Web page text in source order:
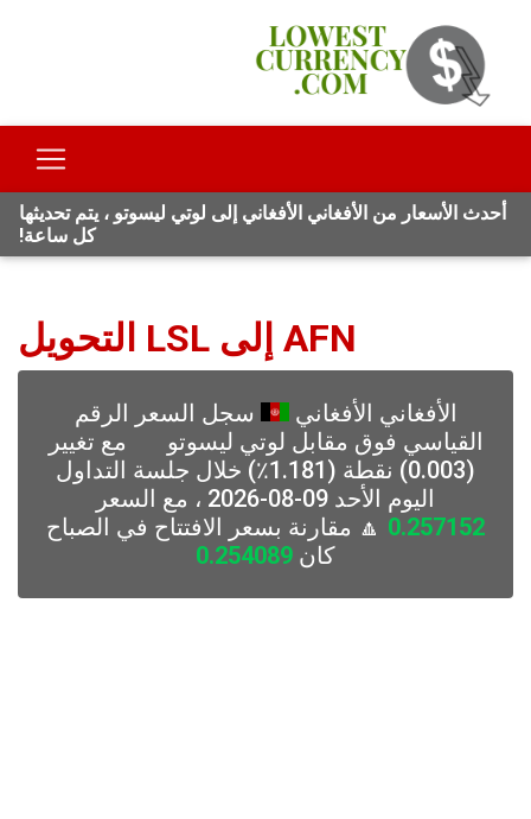
أحدث الأسعار من الأفغاني الأفغاني إلى لوتي ليسوتو ، يتم تحديثها
كل ساعة!
AFN إلى LSL التحويل
الأفغاني الأفغاني
سجل السعر الرقم
القياسي فوق مقابل لوتي ليسوتو
مع تغيير
(0.003) نقطة (1.181٪) خلال جلسة التداول
اليوم الأحد 09-08-2026 ، مع السعر
0.257152 🔼 مقارنة بسعر الافتتاح في الصباح
كان 0.254089